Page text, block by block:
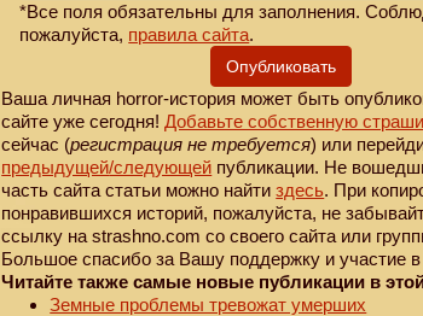
*Все поля обязательны для заполнения.
пожалуйста, правила сайта.
Опубликовать
Ваша личная horror-история может быть
сайте уже сегодня!Добавьте собственную
сейчас (регистрация не требуется) или
предыдущей/следующей публикации. Не
часть сайта статьи можно найтиздесь. При
понравившихся историй, пожалуйста, не
ссылку на strashno.com со своего сайта или
Большое спасибо за Вашу поддержку и участие в
Читайте также самые новые публикации в
Земные проблемы тревожат умерших